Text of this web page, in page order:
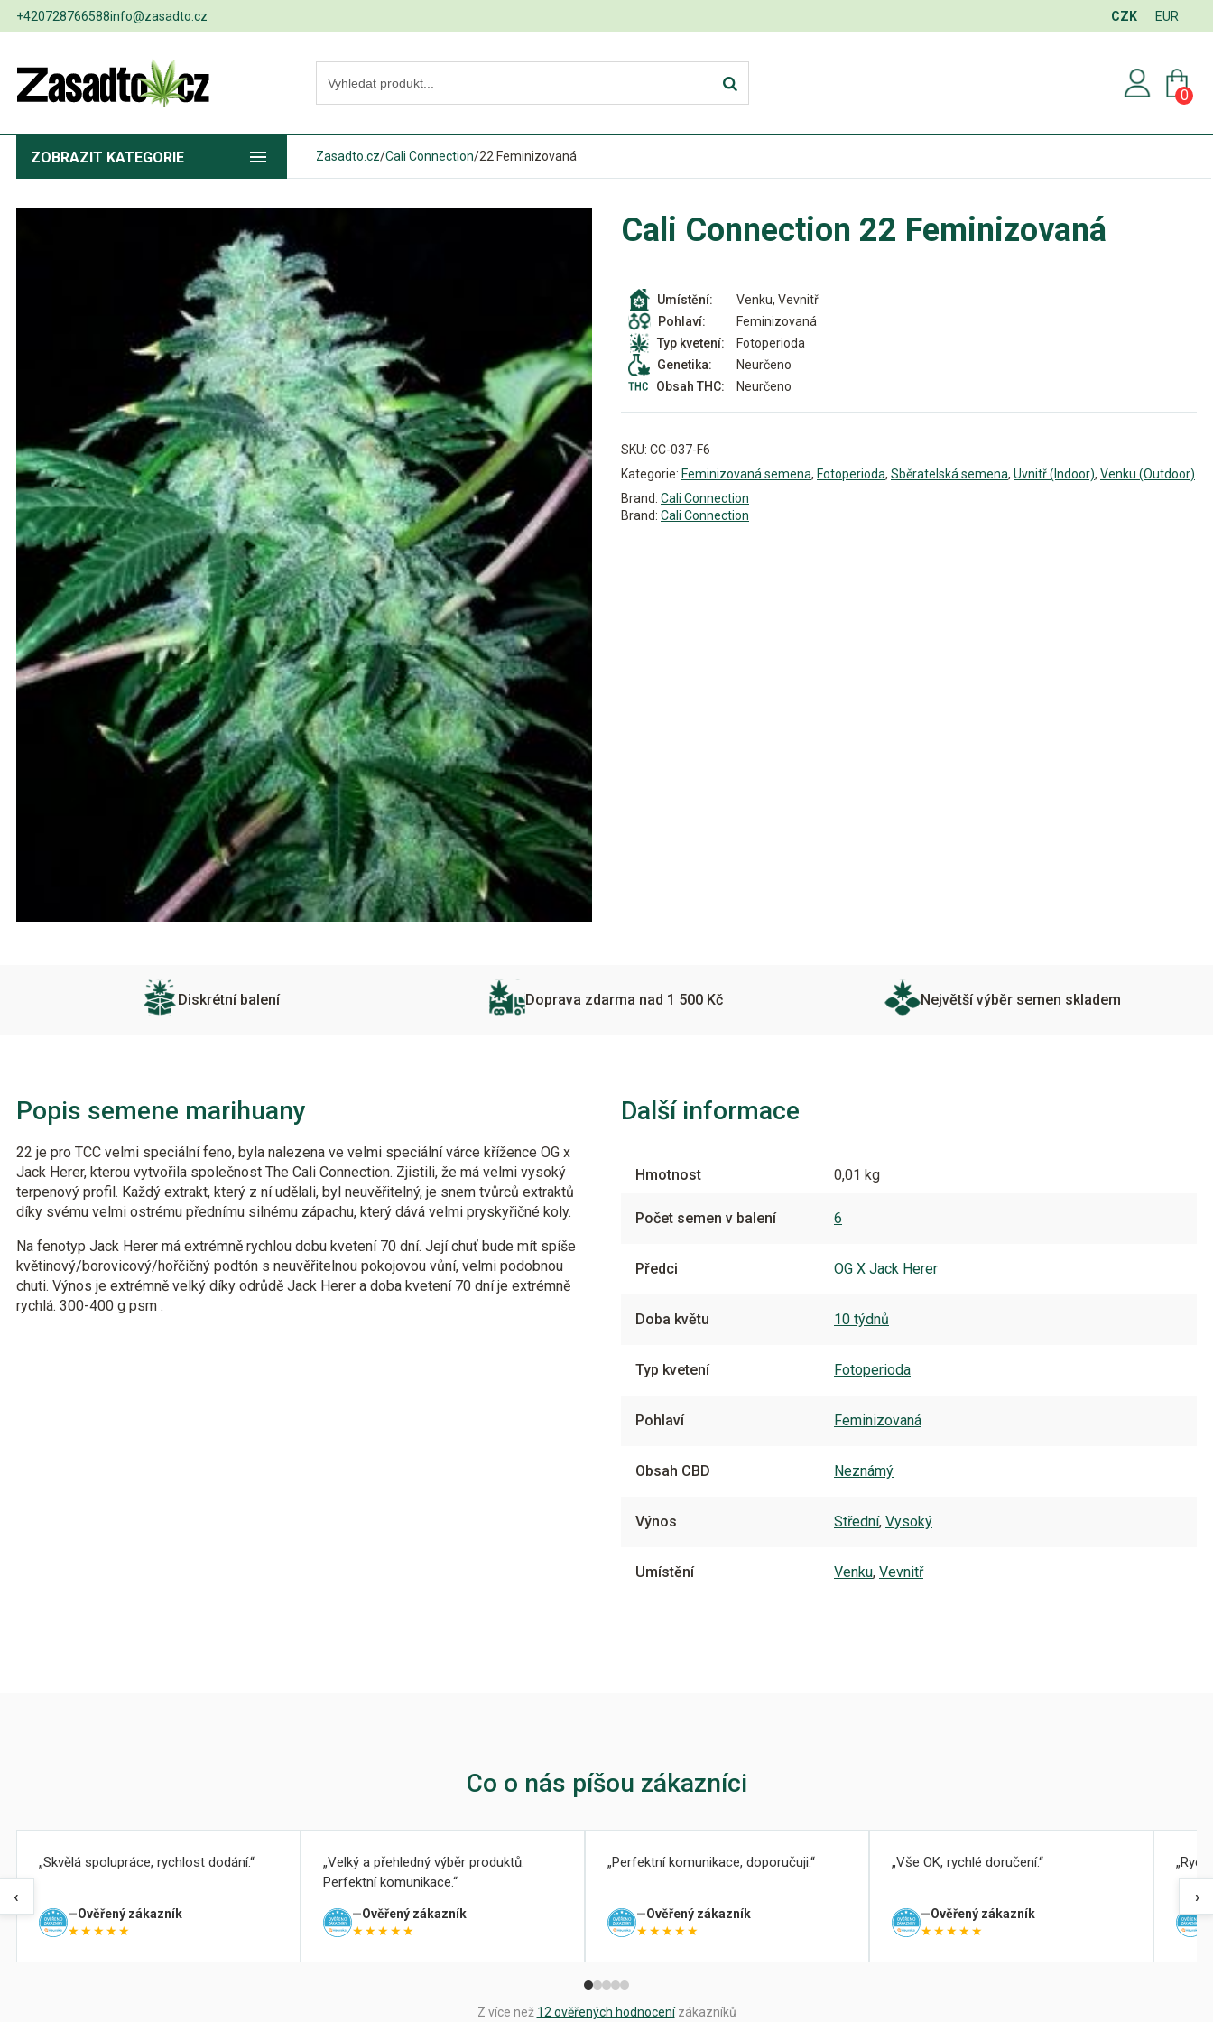
+420728766588info@zasadto.cz CZK EUR
0
ZOBRAZIT KATEGORIE Zasadto.cz/Cali Connection/22 Feminizovaná
Cali Connection 22 Feminizovaná
Umístění:
Venku, Vevnitř
Pohlaví:
Feminizovaná
Typ kvetení:
Fotoperioda
Genetika:
Neurčeno
Obsah THC:
Neurčeno
SKU: CC-037-F6
Kategorie: Feminizovaná semena, Fotoperioda, Sběratelská semena, Uvnitř (Indoor), Venku (Outdoor)
Brand: Cali Connection
Brand: Cali Connection
Diskrétní balení Doprava zdarma nad 1 500 Kč Největší výběr semen skladem
Popis semene marihuany
22 je pro TCC velmi speciální feno, byla nalezena ve velmi speciální várce křížence OG x
Jack Herer, kterou vytvořila společnost The Cali Connection. Zjistili, že má velmi vysoký
terpenový profil. Každý extrakt, který z ní udělali, byl neuvěřitelný, je snem tvůrců extraktů
díky svému velmi ostrému přednímu silnému zápachu, který dává velmi pryskyřičné koly.
Na fenotyp Jack Herer má extrémně rychlou dobu kvetení 70 dní. Její chuť bude mít spíše
květinový/borovicový/hořčičný podtón s neuvěřitelnou pokojovou vůní, velmi podobnou
chuti. Výnos je extrémně velký díky odrůdě Jack Herer a doba kvetení 70 dní je extrémně
rychlá. 300-400 g psm .
Další informace
Hmotnost 0,01 kg
Počet semen v balení 6
Předci OG X Jack Herer
Doba květu 10 týdnů
Typ kvetení Fotoperioda
Pohlaví Feminizovaná
Obsah CBD Neznámý
Výnos Střední, Vysoký
Umístění Venku, Vevnitř
Co o nás píšou zákazníci
‹
Skvělá spolupráce, rychlost dodání.
Ověřený zákazník
★★★★★
Velký a přehledný výběr produktů.
Perfektní komunikace.
Ověřený zákazník
★★★★★
Perfektní komunikace, doporučuji.
Ověřený zákazník
★★★★★
Vše OK, rychlé doručení.
Ověřený zákazník
★★★★★
›
Z více než 12 ověřených hodnocenízákazníků